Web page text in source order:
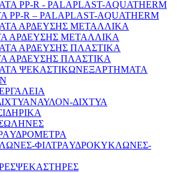
R – PALAPLAST-AQUATHERM
ΑΡΔΕΥΣΗΣ ΜΕΤΑΛΛΙΚΑ
ΑΡΔΕΥΣΗΣ ΠΛΑΣΤΙΚΑ
ΕΞΑΡΤΗΜΑΤΑ
ΝΑΥΛΟΝ-ΔΙΧΤΥΑ
ΥΔΡΟΜΕΤΡΑ
ΥΔΡΟΚΥΚΛΩΝΕΣ-
ΨΕΚΑΣΤΗΡΕΣ